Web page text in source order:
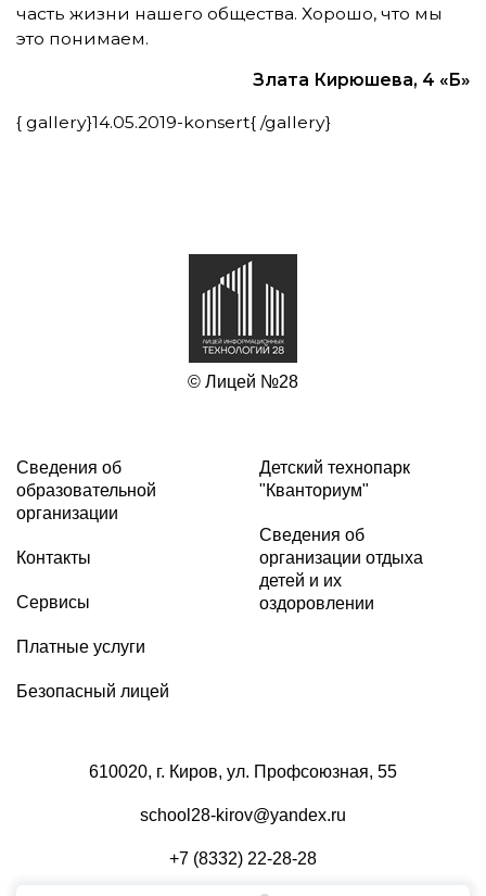
часть жизни нашего общества. Хорошо, что мы
это понимаем.
Злата Кирюшева, 4 «Б»
{ gallery}14.05.2019-konsert{ /gallery}
© Лицей №28
Сведения об
образовательной
организации
Контакты
Сервисы
Платные услуги
Безопасный лицей
Детский технопарк
"Кванториум"
Сведения об
организации отдыха
детей и их
оздоровлении
610020, г. Киров, ул. Профсоюзная, 55
school28-kirov@yandex.ru
+7 (8332) 22-28-28